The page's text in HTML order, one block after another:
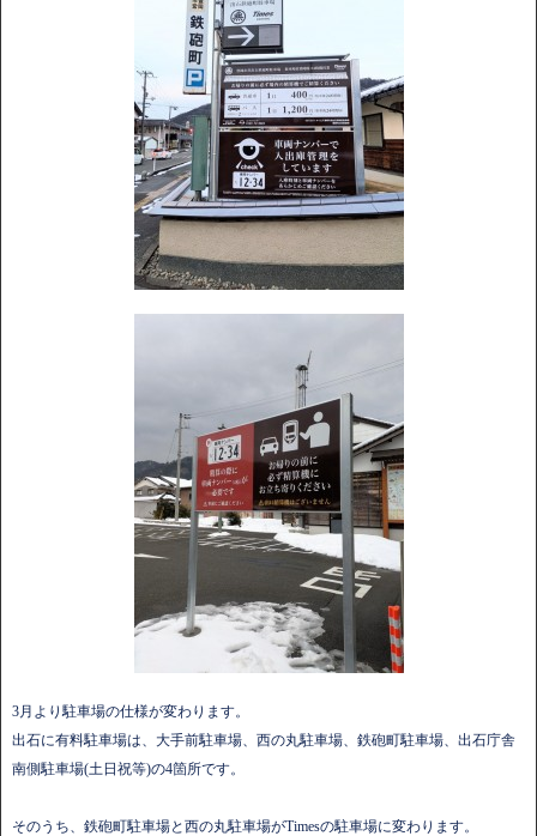
3月より駐車場の仕様が変わります。
出石に有料駐車場は、大手前駐車場、西の丸駐車場、鉄砲町駐車場、出石庁舎
南側駐車場(土日祝等)の4箇所です。
そのうち、鉄砲町駐車場と西の丸駐車場がTimesの駐車場に変わります。